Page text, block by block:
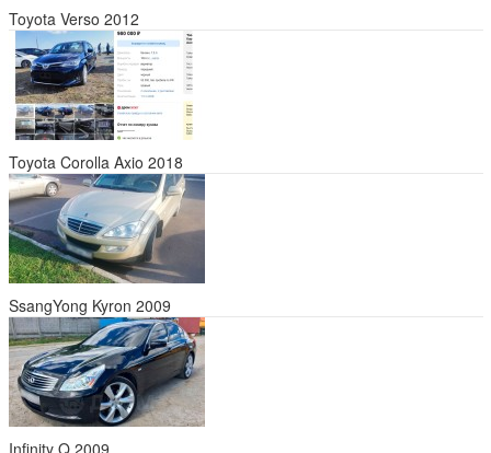
Toyota Verso 2012
Toyota Corolla Axio 2018
SsangYong Kyron 2009
Infinity Q 2009